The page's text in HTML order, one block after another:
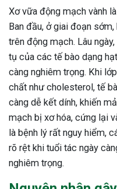
Sau Sinh Có Tự Khỏi
Thông Tin Cần Biết
sau sinh là tình trạng
phổ biến, khiến đôi bàn
của chị em trở nên khô...
Xơ vữa động mạch vành
Ban đầu, ở giai đoạn
trên động mạch. Lâu
tụ của các tế bào dạng
càng nghiêm trọng. Khi
chất như cholesterol, tế
càng dễ kết dính, khiến
mạch bị xơ hóa, cứng lại
là bệnh lý rất nguy hiểm,
rõ rệt khi tuổi tác ngày
nghiêm trọng.